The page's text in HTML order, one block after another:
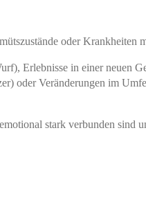
oder Krankheiten
Erlebnisse in einer neuen
oder Veränderungen im
stark verbunden sind